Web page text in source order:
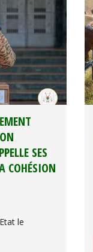
SES
COHÉSION
le